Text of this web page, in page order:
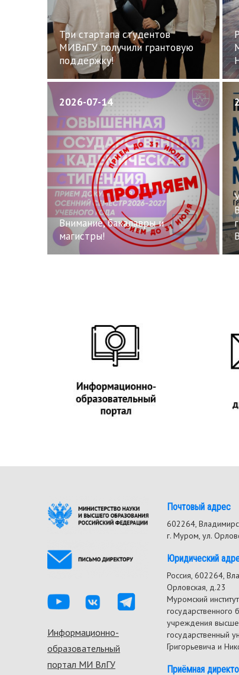
Три стартапа студентов
МИВлГУ получили грантовую
поддержку!
2026-07-14
Внимание, бакалавры и
магистры!
Footer
menu
Информационно-
образовательный
портал МИ ВлГУ
Почтовый адрес
602264,
г. Муром, ул.
Юридический
Россия, 602264,
Орловская, д.23
Муромский
государственного
учреждения
государственный
Григорьевича и
Приёмная